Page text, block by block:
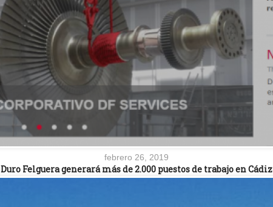
febrero 26, 2019
Duro Felguera generará más de 2.000 puestos de trabajo en Cádiz